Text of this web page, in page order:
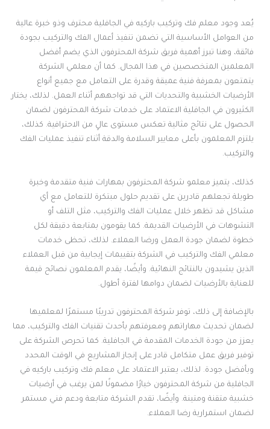
يُعد وجود معلم فك وتركيب باركيه في الجافلية محترف وذو خبرة عالية
من العوامل الأساسية التي تضمن تنفيذ أعمال الفك والتركيب بجودة
فائقة، وهنا تبرز أهمية فريق شركة المحترفون الذي يضم أفضل
المعلمين المتخصصين في هذا المجال. كما أن معلمي الشركة
يتمتعون بمعرفة فنية عميقة وقدرة على التعامل مع جميع أنواع
الأرضيات الخشبية والتحديات التي قد تواجههم أثناء العمل. لذلك، يختار
الكثيرون في الجافلية الاعتماد على خدمات شركة المحترفون لضمان
الحصول على نتائج مثالية تعكس مستوى عالٍ من الاحترافية. كذلك،
يلتزم المعلمون بأعلى معايير السلامة والدقة أثناء تنفيذ عمليات الفك
والتركيب.
كذلك، يتميز معلمو شركة المحترفون بمهارات فنية متقدمة وخبرة
طويلة تجعلهم قادرين على تقديم حلول مبتكرة للتعامل مع أي
مشاكل قد تظهر خلال عمليات الفك والتركيب، مثل التلف أو
التشوهات في الأرضيات القديمة. كما يقومون بمتابعة دقيقة لكل
خطوة لضمان جودة العمل ورضا العملاء. لذلك، تحظى خدمات
معلمي الفك والتركيب في الشركة بتقييمات إيجابية من قبل العملاء
الذين يشيدون بالنتائج النهائية. وأيضًا، يقدم المعلمون نصائح قيمة
للعناية بالأرضيات لضمان دوامها لفترة أطول.
بالإضافة إلى ذلك، توفر شركة المحترفون تدريبًا مستمرًا لمعلميها
لضمان تحديث مهاراتهم ومعرفتهم بأحدث تقنيات الفك والتركيب، مما
يعزز من جودة الخدمات المقدمة في الجافلية. كما تحرص الشركة على
توفير فريق عمل متكامل قادر على إنجاز المشاريع في الوقت المحدد
وبأفضل جودة. لذلك، يعتبر الاعتماد على معلم فك وتركيب باركيه في
الجافلية من شركة المحترفون خيارًا مضمونًا لمن يرغب في أرضيات
خشبية متقنة ومتينة. وأيضًا، تقدم الشركة متابعة ودعم فني مستمر
لضمان استمرارية رضا العملاء.